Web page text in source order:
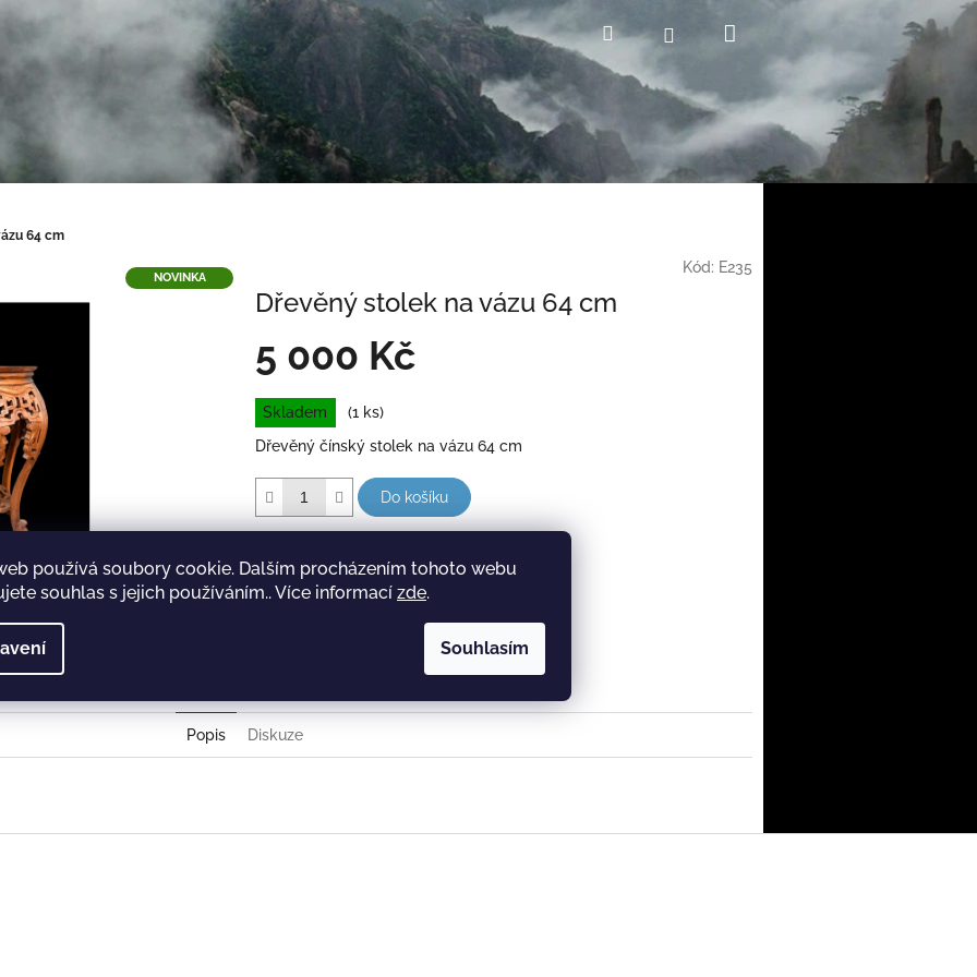
používá soubory cookie. Dalším procházením tohoto webu
souhlas s jejich používáním.. Více informací zde.
Souhlasím
Hledat PřihlášeníNákupní
košík
64 cm
NOVINKA
Kód: E235
Dřevěný stolek na vázu 64 cm
5 000 Kč
Měrná
cena:
Skladem
(1 ks)
Dřevěný čínský stolek na vázu 64 cm
Do košíku
Popis Diskuze